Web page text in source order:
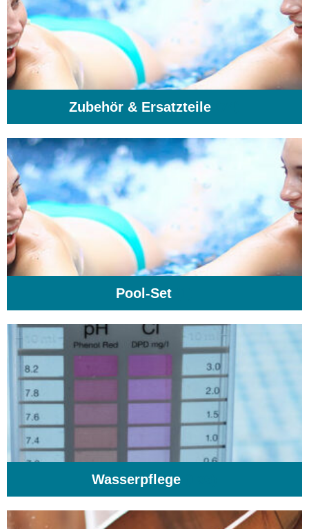
Zubehör & Ersatzteile
Pool-Set
Wasserpflege